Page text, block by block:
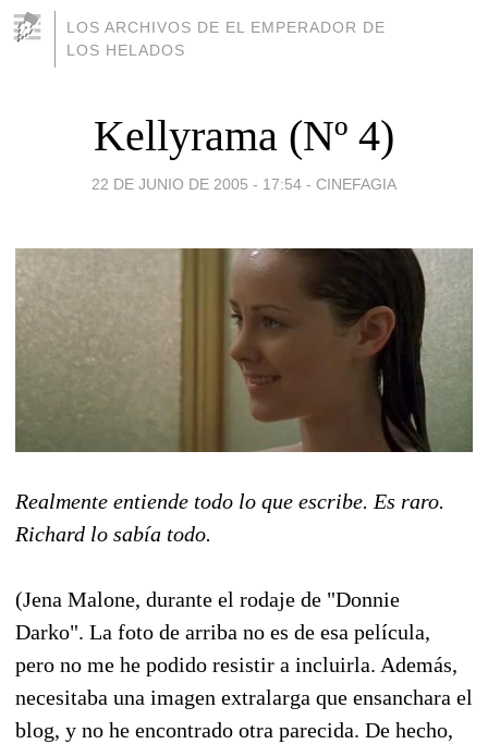
LOS ARCHIVOS DE EL EMPERADOR DE
LOS HELADOS
Kellyrama (Nº 4)
22 DE JUNIO DE 2005 - 17:54 - CINEFAGIA
Realmente entiende todo lo que escribe. Es raro.
Richard lo sabía todo.
(Jena Malone, durante el rodaje de "Donnie
Darko". La foto de arriba no es de esa película,
pero no me he podido resistir a incluirla. Además,
necesitaba una imagen extralarga que ensanchara el
blog, y no he encontrado otra parecida. De hecho,